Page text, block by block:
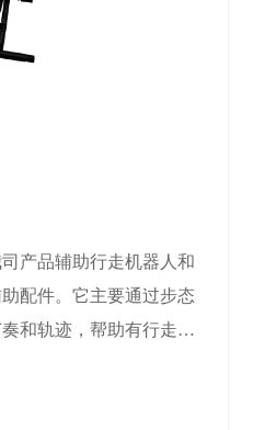
产品辅助行走机器人和
配件。它主要通过步态
和轨迹，帮助有行走迈